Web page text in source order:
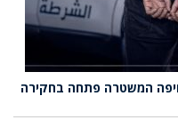
המשטרה פתחה בחקירה